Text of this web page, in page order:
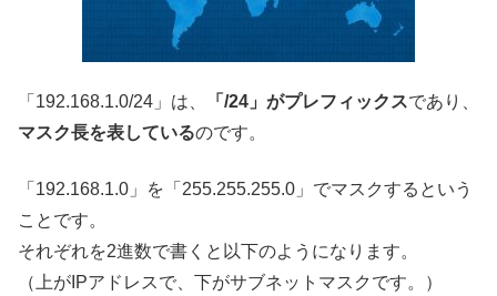
「192.168.1.0/24」は、 「/24」がプレフィックスであり、
マスク長を表しているのです。
「192.168.1.0」を「255.255.255.0」でマスクするという
ことです。
それぞれを2進数で書くと以下のようになります。
（上がIPアドレスで、下がサブネットマスクです。）